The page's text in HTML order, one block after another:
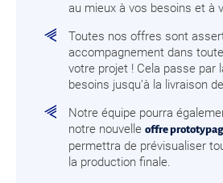
au mieux à vos besoins et à
Toutes nos offres sont
accompagnement dans
votre projet ! Cela passe par
besoins jusqu’à la livraison
Notre équipe pourra
notre nouvelle offre
permettra de prévisualiser
la production finale.